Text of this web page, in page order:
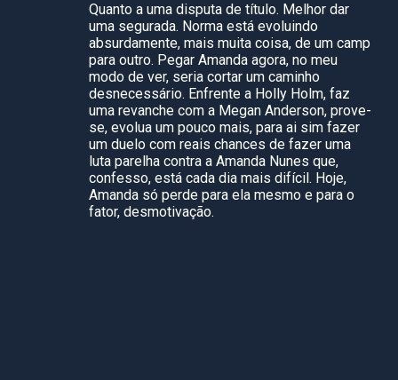
Quanto a uma disputa de título. Melhor dar
uma segurada. Norma está evoluindo
absurdamente, mais muita coisa, de um camp
para outro. Pegar Amanda agora, no meu
modo de ver, seria cortar um caminho
desnecessário. Enfrente a Holly Holm, faz
uma revanche com a Megan Anderson, prove-
se, evolua um pouco mais, para ai sim fazer
um duelo com reais chances de fazer uma
luta parelha contra a Amanda Nunes que,
confesso, está cada dia mais difícil. Hoje,
Amanda só perde para ela mesmo e para o
fator, desmotivação.